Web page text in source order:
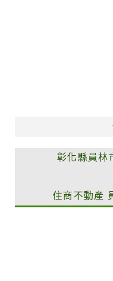
彰化縣員林
住商不動產